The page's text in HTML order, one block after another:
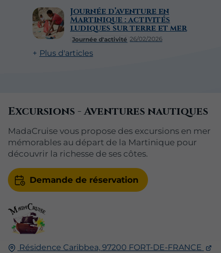
Journée d'activité 26/02/2026
Journée d’aventure en
Martinique : activités
ludiques sur terre et mer
Plus d'articles
Résidence Caribbea, 97200 FORT-DE-FRANCE
Excursions - Aventures nautiques
MadaCruise vous propose des excursions en mer
mémorables au départ de la Martinique pour
découvrir la richesse de ses côtes.
Demande de réservation